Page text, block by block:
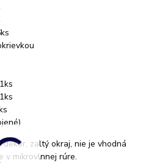
zaltý okraj, nie je vhodná
v mikrovlnnej rúre.